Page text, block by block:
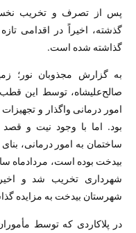
پس از تصرف و تخریب
گذشته، اخیراً در اقدامی
گذاشته شده است.
به گزارش مجذوبان نور؛
صالح‌علیشاه، توسط این قطب
امور درمانی واگذار و
بود. اما با وجود نیت و
ساختمان به امور درمانی،
شهرداری تخریب شد و
شهرستان بیدخت به مزایده
در پلاکاردی که توسط